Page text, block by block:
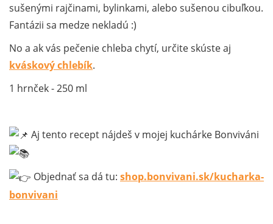
sušenými rajčinami, bylinkami, alebo sušenou cibuľkou.
Fantázii sa medze nekladú :)
No a ak vás pečenie chleba chytí, určite skúste aj
kváskový chlebík.
1 hrnček - 250 ml
Aj tento recept nájdeš v mojej kuchárke Bonviváni
Objednať sa dá tu: shop.bonvivani.sk/kucharka-
bonvivani